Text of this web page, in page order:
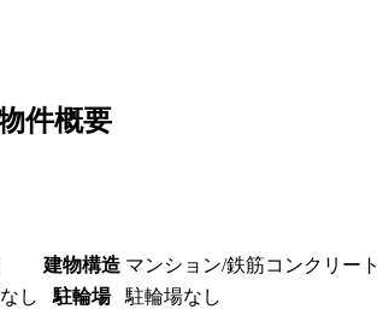
件概要
建物構造 マンション/鉄筋コンクリー
し 駐輪場 駐輪場なし